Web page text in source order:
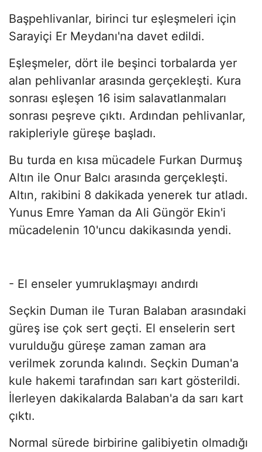
Başpehlivanlar, birinci tur eşleşmeleri için
Sarayiçi Er Meydanı'na davet edildi.
Eşleşmeler, dört ile beşinci torbalarda yer
alan pehlivanlar arasında gerçekleşti. Kura
sonrası eşleşen 16 isim salavatlanmaları
sonrası peşreve çıktı. Ardından pehlivanlar,
rakipleriyle güreşe başladı.
Bu turda en kısa mücadele Furkan Durmuş
Altın ile Onur Balcı arasında gerçekleşti.
Altın, rakibini 8 dakikada yenerek tur atladı.
Yunus Emre Yaman da Ali Güngör Ekin'i
mücadelenin 10'uncu dakikasında yendi.
- El enseler yumruklaşmayı andırdı
Seçkin Duman ile Turan Balaban arasındaki
güreş ise çok sert geçti. El enselerin sert
vurulduğu güreşe zaman zaman ara
verilmek zorunda kalındı. Seçkin Duman'a
kule hakemi tarafından sarı kart gösterildi.
İlerleyen dakikalarda Balaban'a da sarı kart
çıktı.
Normal sürede birbirine galibiyetin olmadığı